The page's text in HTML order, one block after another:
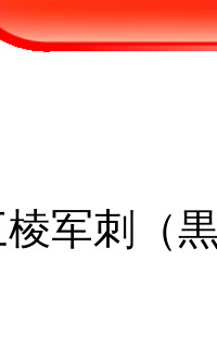
军刺（黒